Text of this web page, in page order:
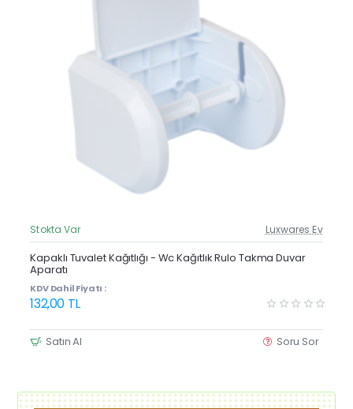
Güncel Fiyat
Yeni Ürün
Stokta Var Luxwares Ev
Kapaklı Tuvalet Kağıtlığı - Wc Kağıtlık Rulo Takma Duvar
Aparatı
KDV Dahil Fiyatı :
132,00 TL
Satın Al Soru Sor